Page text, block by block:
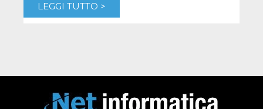
LEGGI TUTTO >